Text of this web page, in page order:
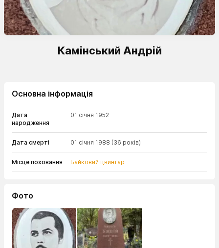
Камінський Андрій
Основна інформація
Дата
народження
01 січня 1952
Дата смерті 01 січня 1988 (36 років)
Місце поховання Байковий цвинтар
Фото